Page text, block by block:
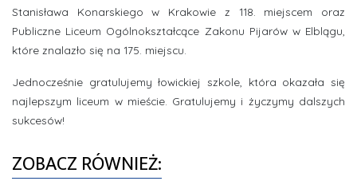
Stanisława Konarskiego w Krakowie z 118. miejscem oraz
Publiczne Liceum Ogólnokształcące Zakonu Pijarów w Elblągu,
które znalazło się na 175. miejscu.
Jednocześnie gratulujemy łowickiej szkole, która okazała się
najlepszym liceum w mieście. Gratulujemy i życzymy dalszych
sukcesów!
ZOBACZ RÓWNIEŻ: